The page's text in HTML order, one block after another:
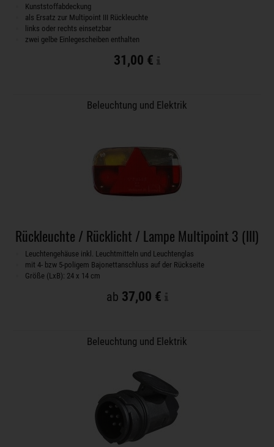
Kunststoffabdeckung
als Ersatz zur Multipoint III Rückleuchte
links oder rechts einsetzbar
zwei gelbe Einlegescheiben enthalten
31,00 €
Beleuchtung und Elektrik
Rückleuchte / Rücklicht / Lampe Multipoint 3 (III)
Leuchtengehäuse inkl. Leuchtmitteln und Leuchtenglas
mit 4- bzw 5-poligem Bajonettanschluss auf der Rückseite
Größe (LxB): 24 x 14 cm
ab 37,00 €
Beleuchtung und Elektrik